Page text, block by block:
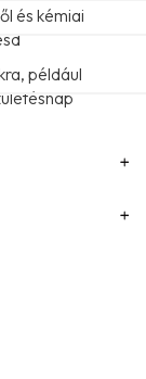
és kémiai
például